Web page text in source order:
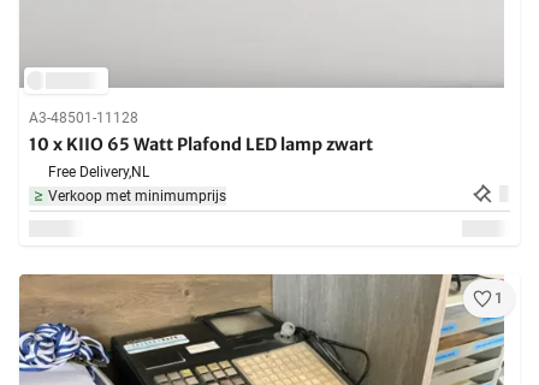
A3-48501-11128
10 x KIIO 65 Watt Plafond LED lamp zwart
Free Delivery,NL
Verkoop met minimumprijs
1